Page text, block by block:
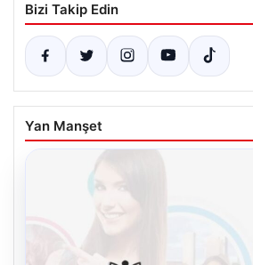
Bizi Takip Edin
Yan Manşet